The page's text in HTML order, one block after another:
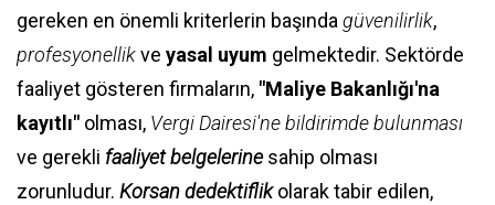
gereken en önemli kriterlerin başındagüvenilirlik,
profesyonellikve yasal uyum gelmektedir. Sektörde
faaliyet gösteren firmaların, "Maliye Bakanlığı'na
kayıtlı" olması, Vergi Dairesi'ne bildirimde bulunması
ve gerekli faaliyet belgelerinesahip olması
zorunludur. Korsan dedektiflikolarak tabir edilen,